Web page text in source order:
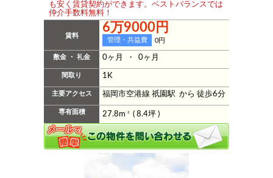
も安く賃貸契約ができます。ベストバランスでは
仲介手数料無料！
賃料
6万9000円
管理・共益費 0円
敷金 ・ 礼金 0ヶ月 ・ 0ヶ月
間取り 1K
主要アクセス 福岡市空港線 祇園駅 から 徒歩6分
専有面積 27.8m2 ( 8.4坪 )